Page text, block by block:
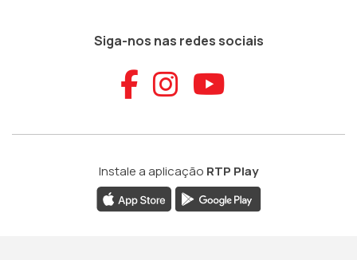
Siga-nos nas redes sociais
Aceder ao
Aceder ao
Aceder
Instale a aplicação RTP Play